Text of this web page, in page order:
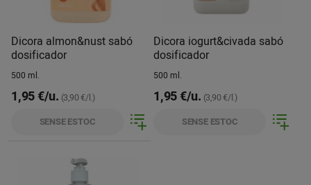
Dicora almon&nust sabó
dosificador
500 ml.
1,95 €/u. (3,90 €/l.)
SENSE ESTOC
Dicora iogurt&civada sabó
dosificador
500 ml.
1,95 €/u. (3,90 €/l.)
SENSE ESTOC